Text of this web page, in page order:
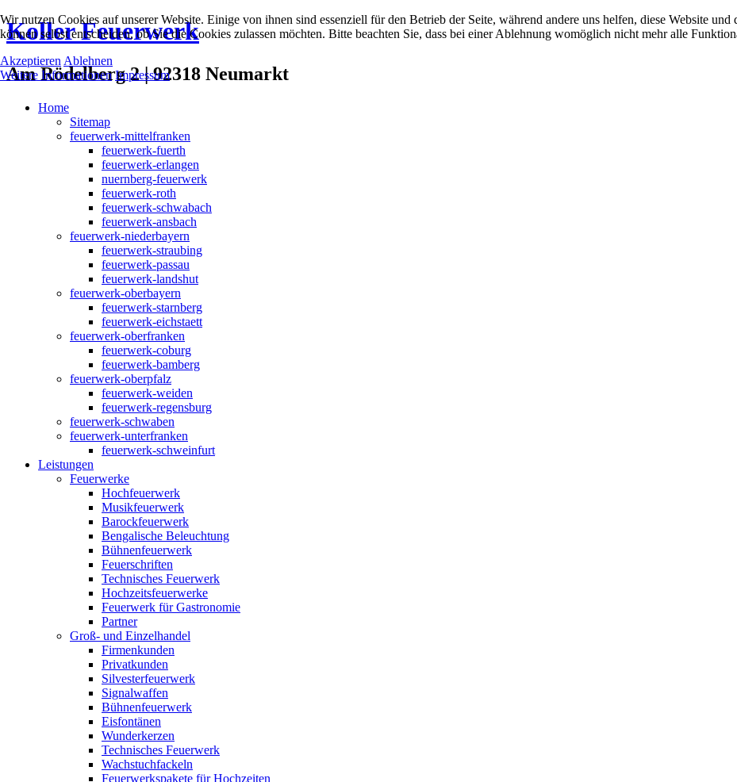
Koller Feuerwerk
Am Rödelberg 2 | 92318 Neumarkt
Home
Sitemap
feuerwerk-mittelfranken
feuerwerk-fuerth
feuerwerk-erlangen
nuernberg-feuerwerk
feuerwerk-roth
feuerwerk-schwabach
feuerwerk-ansbach
feuerwerk-niederbayern
feuerwerk-straubing
feuerwerk-passau
feuerwerk-landshut
feuerwerk-oberbayern
feuerwerk-starnberg
feuerwerk-eichstaett
feuerwerk-oberfranken
feuerwerk-coburg
feuerwerk-bamberg
feuerwerk-oberpfalz
feuerwerk-weiden
feuerwerk-regensburg
feuerwerk-schwaben
feuerwerk-unterfranken
feuerwerk-schweinfurt
Leistungen
Feuerwerke
Hochfeuerwerk
Musikfeuerwerk
Barockfeuerwerk
Bengalische Beleuchtung
Bühnenfeuerwerk
Feuerschriften
Technisches Feuerwerk
Hochzeitsfeuerwerke
Feuerwerk für Gastronomie
Partner
Groß- und Einzelhandel
Firmenkunden
Privatkunden
Silvesterfeuerwerk
Signalwaffen
Bühnenfeuerwerk
Eisfontänen
Wunderkerzen
Technisches Feuerwerk
Wachstuchfackeln
Feuerwerkspakete für Hochzeiten
Wir nutzen Cookies auf unserer Website. Einige von ihnen sind essenziell für den Betrieb der Seite, während andere uns helfen, diese Website
können selbst entscheiden, ob Sie die Cookies zulassen möchten. Bitte beachten Sie, dass bei einer Ablehnung womöglich nicht mehr alle
Akzeptieren Ablehnen
Weitere Informationen Impressum